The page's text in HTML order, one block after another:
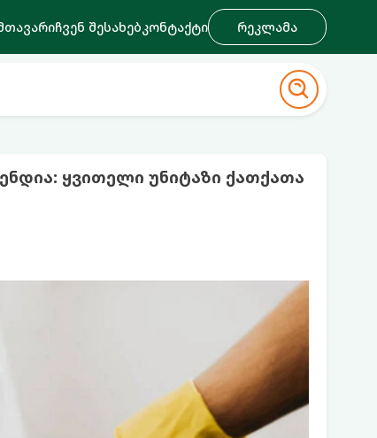
ჩვენ შესახებკონტაქტი რეკლამა
ყვითელი უნიტაზი ქათქათა